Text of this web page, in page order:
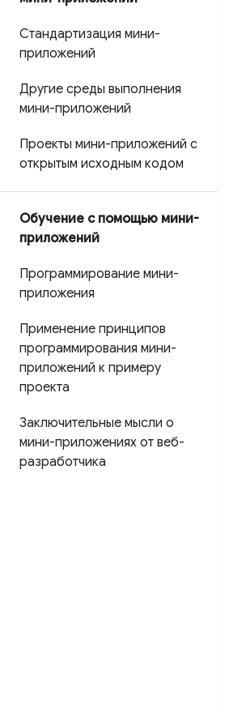
Стандартизация мини-
приложений
Другие среды выполнения
мини-приложений
Проекты мини-приложений с
открытым исходным кодом
Обучение с помощью мини-
приложений
Программирование мини-
приложения
Применение принципов
программирования мини-
приложений к примеру
проекта
Заключительные мысли о
мини-приложениях от веб-
разработчика